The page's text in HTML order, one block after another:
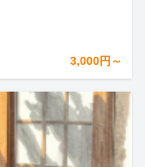
3,000円～